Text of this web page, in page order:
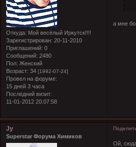
Откуда: Мой весёлый Иркутск!!!!
Зарегистрирован: 20-11-2010
Приглашений: 0
Сообщений: 2480
Пол: Женский
Возраст: 34 [1992-07-24]
Провел на форуме:
15 дней 3 часа
Последний визит:
11-01-2012 20:07:58
а мне
Jy
Superstar Форума Химиков
Ой,